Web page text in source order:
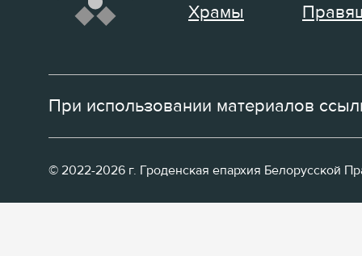
Храмы
При использовании материалов
© 2022-2026 г. Гроденская епархия Белорусской